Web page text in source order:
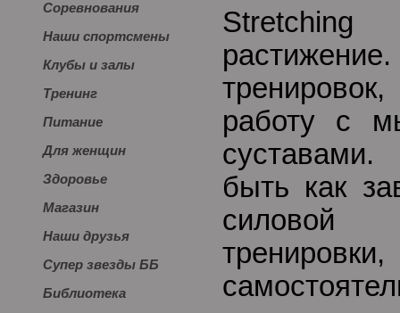
Соревнования
Наши спортсмены
Клубы и залы
Тренинг
Питание
Для женщин
Здоровье
Магазин
Наши друзья
Супер звезды ББ
Библиотека
работу с
быть как
силовой